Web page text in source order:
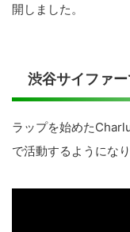
開しました。
渋谷サイファ
ラップを始めた
で活動するようになり